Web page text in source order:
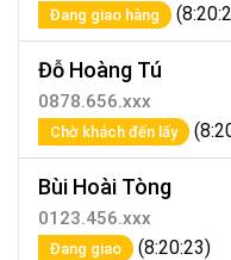
Đang giao hàng
Đỗ Hoàng Tú
0878.656.xxx
Chờ khách đến lấy
Bùi Hoài Tòng
0123.456.xxx
Đang giao (8:20:23)